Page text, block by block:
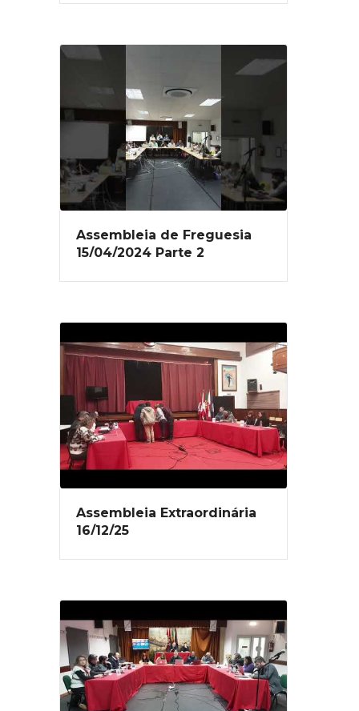
Assembleia de Freguesia
15/04/2024 Parte 2
Assembleia Extraordinária
16/12/25